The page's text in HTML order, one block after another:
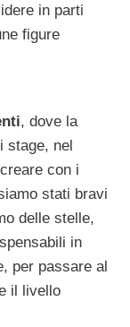
in parti
figure
, dove la
stage, nel
con i
stati bravi
delle stelle,
in
per passare al
il livello